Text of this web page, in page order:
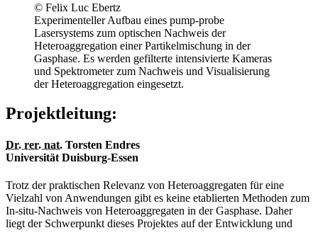
© Felix Luc Ebertz
Experimenteller Aufbau eines pump-probe
Lasersystems zum optischen Nachweis der
Heteroaggregation einer Partikelmischung in der
Gasphase. Es werden gefilterte intensivierte Kameras
und Spektrometer zum Nachweis und Visualisierung
der Heteroaggregation eingesetzt.
Projektleitung:
Dr. rer. nat. Torsten Endres
Universität Duisburg-Essen
Trotz der praktischen Relevanz von Heteroaggregaten für eine
Vielzahl von Anwendungen gibt es keine etablierten Methoden zum
In-situ-Nachweis von Heteroaggregaten in der Gasphase. Daher
liegt der Schwerpunkt dieses Projektes auf der Entwicklung und